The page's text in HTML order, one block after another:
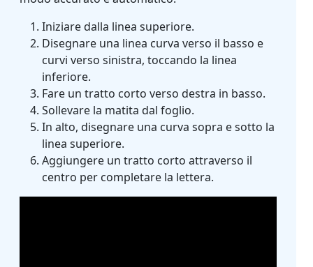
Iniziare dalla linea superiore.
Disegnare una linea curva verso il basso e
curvi verso sinistra, toccando la linea
inferiore.
Fare un tratto corto verso destra in basso.
Sollevare la matita dal foglio.
In alto, disegnare una curva sopra e sotto la
linea superiore.
Aggiungere un tratto corto attraverso il
centro per completare la lettera.